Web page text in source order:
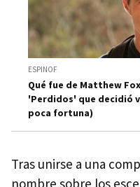
ESPINOF
Qué fue de Matthew
'Perdidos' que decidió
poca fortuna)
Tras unirse a una
nombre sobre los